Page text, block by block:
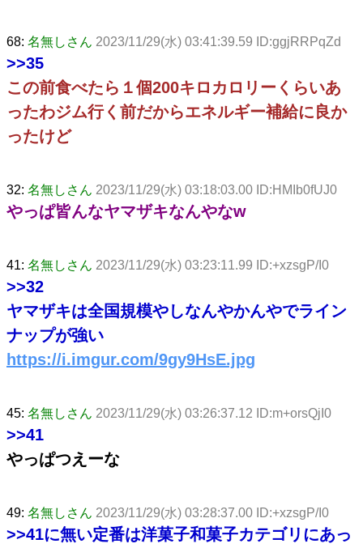
68: 名無しさん 2023/11/29(水) 03:41:39.59 ID:ggjRRPqZd
>>35
この前食べたら１個200キロカロリーくらいあ
ったわジム行く前だからエネルギー補給に良か
ったけど
32: 名無しさん 2023/11/29(水) 03:18:03.00 ID:HMIb0fUJ0
やっぱ皆んなヤマザキなんやなw
41: 名無しさん 2023/11/29(水) 03:23:11.99 ID:+xzsgP/I0
>>32
ヤマザキは全国規模やしなんやかんやでライン
ナップが強い
https://i.imgur.com/9gy9HsE.jpg
45: 名無しさん 2023/11/29(水) 03:26:37.12 ID:m+orsQjI0
>>41
やっぱつえーな
49: 名無しさん 2023/11/29(水) 03:28:37.00 ID:+xzsgP/I0
>>41に無い定番は洋菓子和菓子カテゴリにあっ